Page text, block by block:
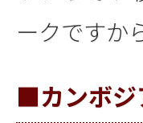
ークですか
■カンボジ